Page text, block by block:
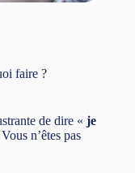
faire ?
de dire « je
n’êtes pas